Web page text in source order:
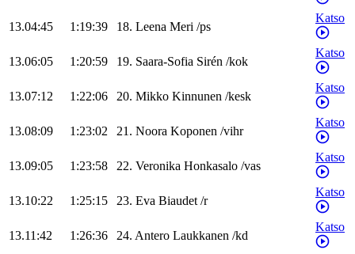
13.04:45 1:19:39 18. Leena Meri /ps
Katso
13.06:05 1:20:59 19. Saara-Sofia Sirén /kok
Katso
13.07:12 1:22:06 20. Mikko Kinnunen /kesk
Katso
13.08:09 1:23:02 21. Noora Koponen /vihr
Katso
13.09:05 1:23:58 22. Veronika Honkasalo /vas
Katso
13.10:22 1:25:15 23. Eva Biaudet/r
Katso
13.11:42 1:26:36 24. Antero Laukkanen /kd
Katso